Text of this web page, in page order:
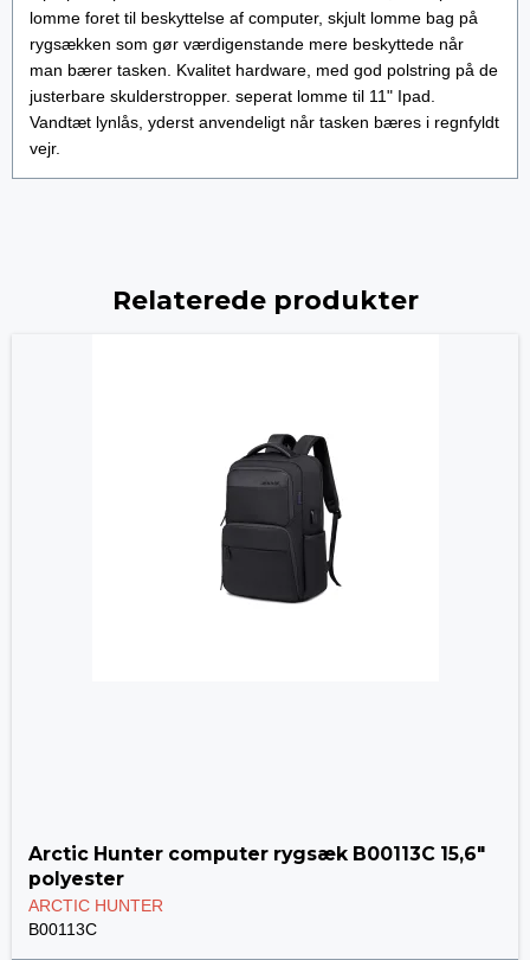
lomme foret til beskyttelse af computer, skjult lomme bag på
rygsækken som gør værdigenstande mere beskyttede når
man bærer tasken. Kvalitet hardware, med god polstring på de
justerbare skulderstropper. seperat lomme til 11" Ipad.
Vandtæt lynlås, yderst anvendeligt når tasken bæres i regnfyldt
vejr.
Relaterede produkter
Arctic Hunter computer rygsæk B00113C 15,6"
polyester
ARCTIC HUNTER
B00113C